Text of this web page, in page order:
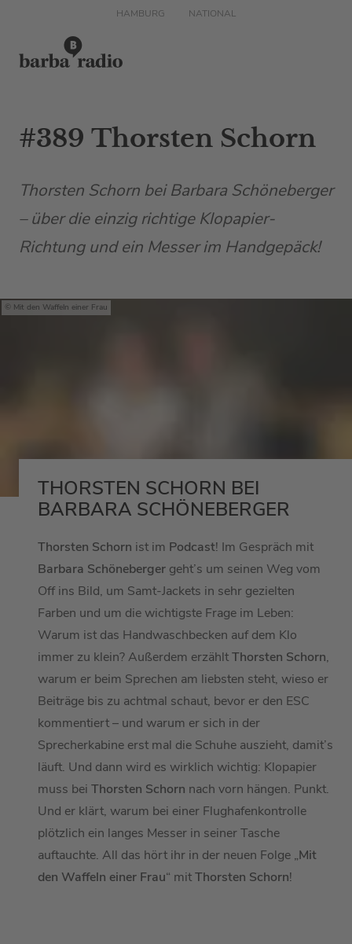
HAMBURG NATIONAL
#389 Thorsten Schorn
Thorsten Schorn bei Barbara Schöneberger
– über die einzig richtige Klopapier-
Richtung und ein Messer im Handgepäck!
Mit den Waffeln einer Frau
THORSTEN SCHORN BEI
BARBARA SCHÖNEBERGER
Thorsten Schorn ist im Podcast! Im Gespräch mit
Barbara Schöneberger geht’s um seinen Weg vom
Off ins Bild, um Samt-Jackets in sehr gezielten
Farben und um die wichtigste Frage im Leben:
Warum ist das Handwaschbecken auf dem Klo
immer zu klein? Außerdem erzähltThorsten Schorn,
warum er beim Sprechen am liebsten steht, wieso er
Beiträge bis zu achtmal schaut, bevor er den ESC
kommentiert – und warum er sich in der
Sprecherkabine erst mal die Schuhe auszieht, damit’s
läuft. Und dann wird es wirklich wichtig: Klopapier
muss bei Thorsten Schorn nach vorn hängen. Punkt.
Und er klärt, warum bei einer Flughafenkontrolle
plötzlich ein langes Messer in seiner Tasche
auftauchte. All das hört ihr in der neuen Folge „Mit
den Waffeln einer Frau“ mitThorsten Schorn!